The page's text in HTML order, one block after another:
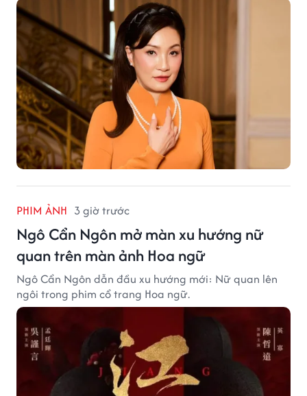
PHIM ẢNH 3 giờ trước
Ngô Cẩn Ngôn mở màn xu hướng nữ
quan trên màn ảnh Hoa ngữ
Ngô Cẩn Ngôn dẫn đầu xu hướng mới: Nữ quan lên
ngôi trong phim cổ trang Hoa ngữ.